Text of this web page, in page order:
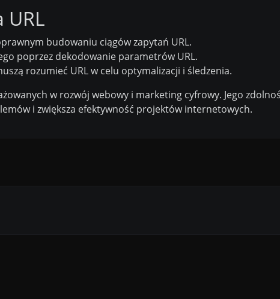
budowaniu ciągów zapytań URL.
poprzez dekodowanie parametrów URL.
rozumieć URL w celu optymalizacji i śledzenia.
w rozwój webowy i marketing cyfrowy. Jego
i zwiększa efektywność projektów internetowych.